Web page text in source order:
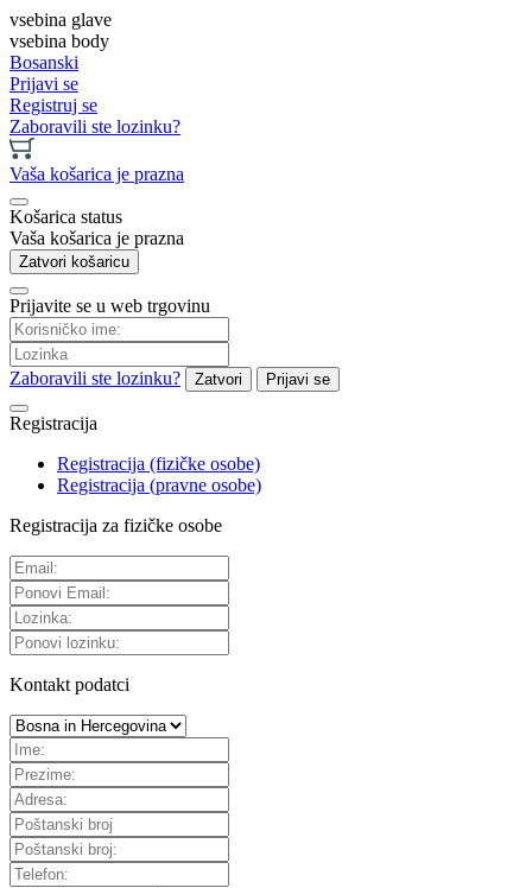
vsebina glave
vsebina body
Bosanski
Prijavi se
Registruj se
Zaboravili ste lozinku?
Vaša košarica je prazna
Košarica status
Vaša košarica je prazna
Zatvori košaricu
Prijavite se u web trgovinu
Zaboravili ste lozinku? Zatvori Prijavi se
Registracija
Registracija (fizičke osobe)
Registracija (pravne osobe)
Registracija za fizičke osobe
Kontakt podatci